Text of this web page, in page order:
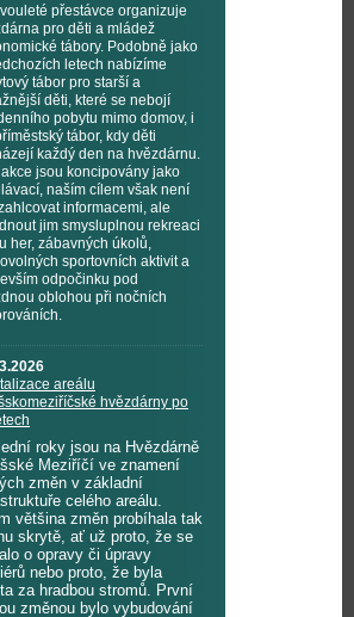
přestávce organizuje
pro děti a mládež
tábory. Podobně jako
letech nabízíme
tábor pro starší a
děti, které se nebojí
pobytu mimo domov, i
tábor, kdy děti
každý den na hvězdárnu.
jsou koncipovány jako
naším cílem však není
informacemi, ale
jim smysluplnou rekreaci
her, zábavných úkolů,
sportovních aktivit a
odpočinku pod
oblohou při nočních
areálu
hvězdárny po
roky jsou na Hvězdárně
Meziříčí ve znamení
změn v základní
celého areálu.
většina změn probíhala tak
skrytě, ať už proto, že se
o opravy či úpravy
nebo proto, že byla
za hradbou stromů. První
změnou bylo vybudování